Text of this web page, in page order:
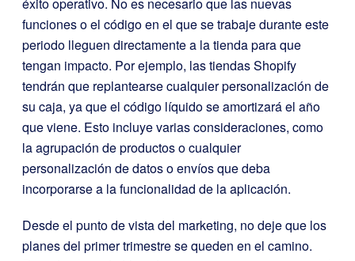
funciones o el código en el que se trabaje durante este
periodo lleguen directamente a la tienda para que
tengan impacto. Por ejemplo, las tiendas Shopify
tendrán que replantearse cualquier personalización de
su caja, ya que el código líquido se amortizará el año
que viene. Esto incluye varias consideraciones, como
la agrupación de productos o cualquier
personalización de datos o envíos que deba
incorporarse a la funcionalidad de la aplicación.
Desde el punto de vista del marketing, no deje que los
planes del primer trimestre se queden en el camino.